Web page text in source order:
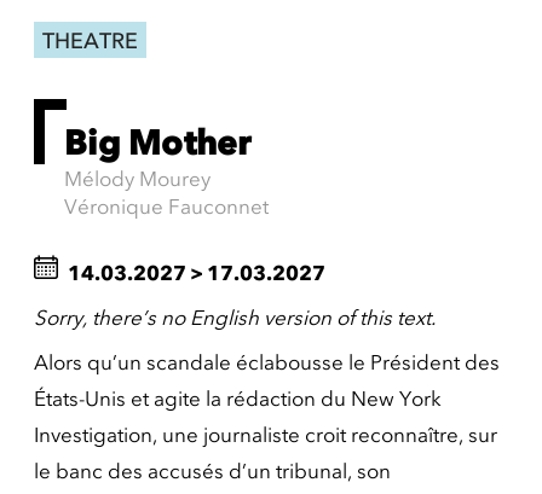
THEATRE
Big Mother
Mélody Mourey
Véronique Fauconnet
14.03.2027 > 17.03.2027
Sorry, there’s no English version of this text.
Alors qu’un scandale éclabousse le Président des
États-Unis et agite la rédaction du New York
Investigation, une journaliste croit reconnaître, sur
le banc des accusés d’un tribunal, son